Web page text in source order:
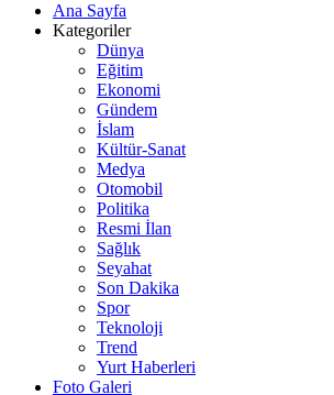
Ana Sayfa
Kategoriler
Dünya
Eğitim
Ekonomi
Gündem
İslam
Kültür-Sanat
Medya
Otomobil
Politika
Resmi İlan
Sağlık
Seyahat
Son Dakika
Spor
Teknoloji
Trend
Yurt Haberleri
Foto Galeri